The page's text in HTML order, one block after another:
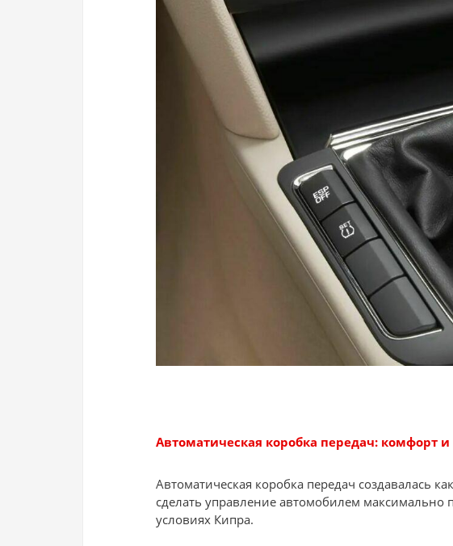
Автоматическая коробка передач: комфорт и
Автоматическая коробка передач создавалась
сделать управление автомобилем
условиях Кипра.